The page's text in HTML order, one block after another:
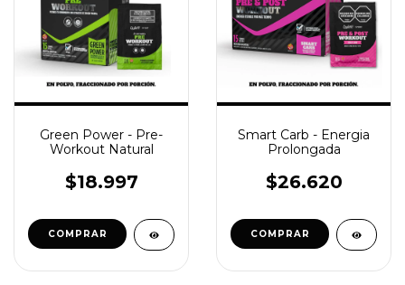
Green Power - Pre-
Workout Natural
$18.997
Smart Carb - Energia
Prolongada
$26.620